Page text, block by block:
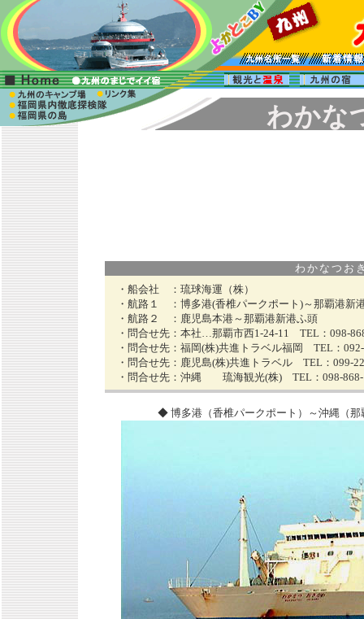
わかな
わかなつお
・船会社 ： 琉球海運（株）
・航路１ ： 博多港(香椎パークポート)～那覇港新
・航路２ ： 鹿児島本港～那覇港新港ふ頭
・問合せ先： 本社…那覇市西1-24-11 TEL：098-
・問合せ先： 福岡(株)共進トラベル福岡 TEL：092-
・問合せ先： 鹿児島(株)共進トラベル TEL：099-
・問合せ先： 沖縄 琉海観光(株) TEL：098-868-
◆ 博多港（香椎パークポート）～沖縄（那